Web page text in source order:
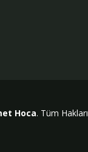
Hoca. Tüm Hakları